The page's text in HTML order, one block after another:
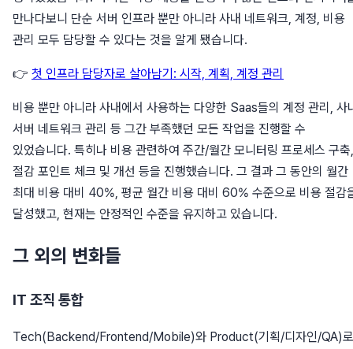
만나다보니 단순 서버 인프라 뿐만 아니라 사내 네트워크, 계정, 비용
관리 모두 담당할 수 있다는 것을 알게 됐습니다.
👉 첫 인프라 담당자로 살아남기: 시작, 계획, 계정 관리
비용 뿐만 아니라 사내에서 사용하는 다양한 Saas들의 계정 관리, 사
서버 네트워크 관리 등 그간 부족했던 모든 작업을 진행할 수
있었습니다. 특히나 비용 관련하여 주간/월간 모니터링 프로세스 구축,
절감 포인트 체크 및 개선 등을 진행했습니다. 그 결과 그 동안의 월간
최대 비용 대비 40%, 평균 월간 비용 대비 60% 수준으로 비용 절감
달성했고, 현재는 안정적인 수준을 유지하고 있습니다.
그 외의 변화들
IT 조직 통합
Tech(Backend/Frontend/Mobile)와 Product(기획/디자인/QA)로